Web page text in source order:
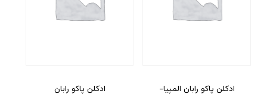
ادکلن پاکو رابان المپیا-
ادکلن پاکو رابان